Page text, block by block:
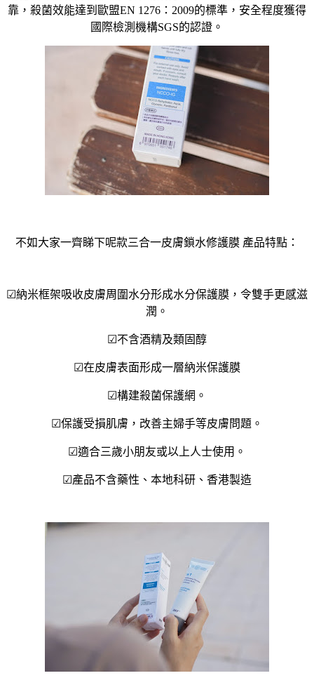
靠，殺菌效能達到歐盟EN 1276：2009的標準，安全程度獲得
國際檢測機構SGS的認證。
不如大家一齊睇下呢款三合一皮膚鎖水修護膜 產品特點：
☑納米框架吸收皮膚周圍水分形成水分保護膜，令雙手更感滋
潤。
☑不含酒精及類固醇
☑在皮膚表面形成一層納米保護膜
☑構建殺菌保護網。
☑保護受損肌膚，改善主婦手等皮膚問題。
☑適合三歲小朋友或以上人士使用。
☑產品不含藥性、本地科研、香港製造